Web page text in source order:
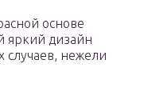
основе
яркий дизайн
случаев, нежели